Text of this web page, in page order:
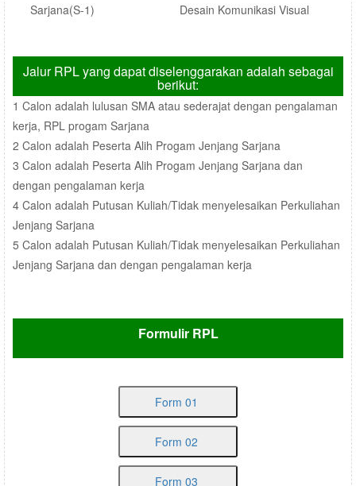
Sarjana(S-1)
Desain Komunikasi Visual
Jalur RPL yang dapat diselenggarakan adalah sebagai
berikut:
1 Calon adalah lulusan SMA atau sederajat dengan pengalaman
kerja, RPL progam Sarjana
2 Calon adalah Peserta Alih Progam Jenjang Sarjana
3 Calon adalah Peserta Alih Progam Jenjang Sarjana dan
dengan pengalaman kerja
4 Calon adalah Putusan Kuliah/Tidak menyelesaikan Perkuliahan
Jenjang Sarjana
5 Calon adalah Putusan Kuliah/Tidak menyelesaikan Perkuliahan
Jenjang Sarjana dan dengan pengalaman kerja
Formulir RPL
Form 01
Form 02
Form 03